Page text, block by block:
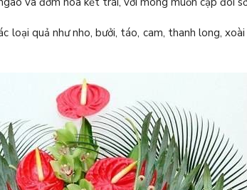
loại quả như nho, bưởi, táo, cam, thanh long,